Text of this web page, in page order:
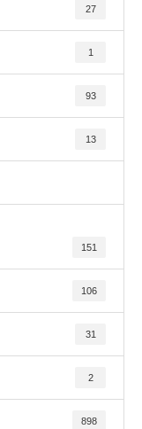
27
1
93
13
151
106
31
2
898